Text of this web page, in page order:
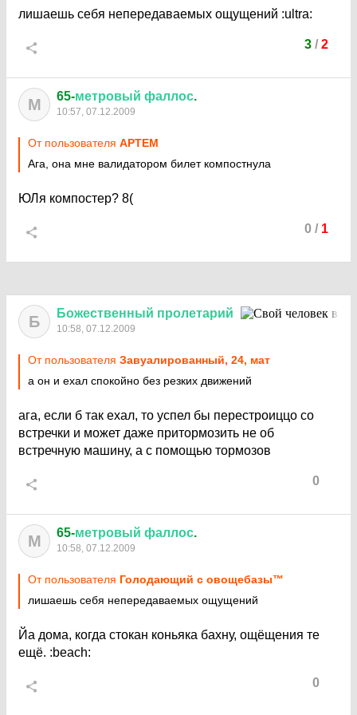
лишаешь себя непередаваемых ощущений :ultra:
3/ 2
М 65-метровый фаллос.
10:57, 07.12.2009
От пользователя APTEM
Ага, она мне валидатором билет компостнула
ЮЛя компостер? 8(
0 / 1
Б Божественный пролетарий
10:58, 07.12.2009
От пользователя Завуалированный, 24, мат
а он и ехал спокойно без резких движений
ага, если б так ехал, то успел бы перестроиццо со
встречки и может даже притормозить не об
встречную машину, а с помощью тормозов
0
М 65-метровый фаллос.
10:58, 07.12.2009
От пользователя Голодающий с овощебазы™
лишаешь себя непередаваемых ощущений
Йа дома, когда стокан коньяка бахну, ощёщения те
ещё. :beach:
0